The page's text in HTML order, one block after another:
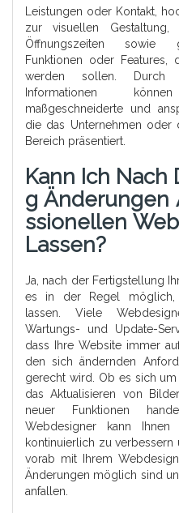
Leistungen oder Kontakt,
zur visuellen Gestaltung,
Öffnungszeiten sowie
Funktionen oder
werden sollen. Durch
Informationen
maßgeschneiderte und
die das Unternehmen oder
Bereich präsentiert.
Kann Ich Nach
G Änderungen
Ssionellen
Lassen?
Ja, nach der Fertigstellung
es in der Regel möglich,
lassen. Viele
Wartungs- und Update-
dass Ihre Website immer
den sich ändernden
gerecht wird. Ob es sich um
das Aktualisieren von
neuer Funktionen
Webdesigner kann
kontinuierlich zu verbessern
vorab mit Ihrem
Änderungen möglich sind
anfallen.